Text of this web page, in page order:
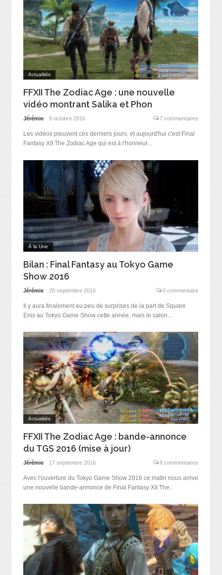
Actualités
FFXII The Zodiac Age : une nouvelle
vidéo montrant Salika et Phon
Jérémie 9 octobre 2016 7 commentaires
Les vidéos pleuvent ces derniers jours, et aujourd'hui c'est Final
Fantasy XII The Zodiac Age qui est à l'honneur...
À la Une
Bilan : Final Fantasy au Tokyo Game
Show 2016
Jérémie 20 septembre 2016 0 commentaire
Il y aura finalement eu peu de surprises de la part de Square
Enix au Tokyo Game Show cette année, mais le salon...
Actualités
FFXII The Zodiac Age : bande-annonce
du TGS 2016 (mise à jour)
Jérémie 17 septembre 2016 8 commentaires
Avec l'ouverture du Tokyo Game Show 2016 ce matin nous arrive
une nouvelle bande-annonce de Final Fantasy XII The...